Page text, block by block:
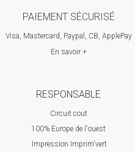
PAIEMENT SÉCURISÉ
Visa, Mastercard, Paypal, CB, ApplePay
En savoir +
RESPONSABLE
Circuit cout
100% Europe de l'ouest
Impression Imprim'vert